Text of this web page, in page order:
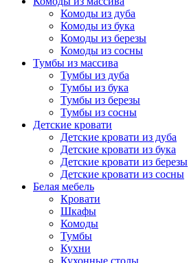
Комоды из дуба
Комоды из бука
Комоды из березы
Комоды из сосны
Тумбы из массива
Тумбы из дуба
Тумбы из бука
Тумбы из березы
Тумбы из сосны
Детские кровати
Детские кровати из дуба
Детские кровати из бука
Детские кровати из березы
Детские кровати из сосны
Белая мебель
Кровати
Шкафы
Комоды
Тумбы
Кухни
Кухонные столы